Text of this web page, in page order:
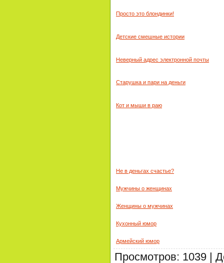
Просто это блондинки!
Детские смешные истории
Неверный адрес электронной почты
Старушка и пари на деньги
Кот и мыши в раю
Не в деньгах счастье?
Мужчины о женщинах
Женщины о мужчинах
Кухонный юмор
Армейский юмор
Просмотров: 1039 |